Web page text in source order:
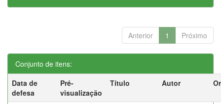
Anterior 1 Próximo
Conjunto de itens:
Data de
defesa
Pré-
visualização
Título Autor